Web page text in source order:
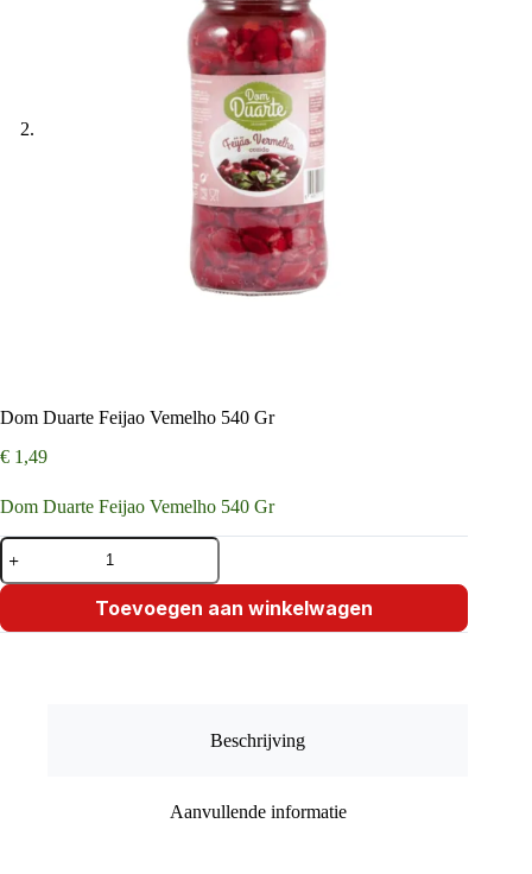
Dom Duarte Feijao Vemelho 540 Gr
€ 1,49
Dom Duarte Feijao Vemelho 540 Gr
Dom
Duarte
Feijao
540
Toevoegen aan winkelwagen
Beschrijving
Aanvullende informatie